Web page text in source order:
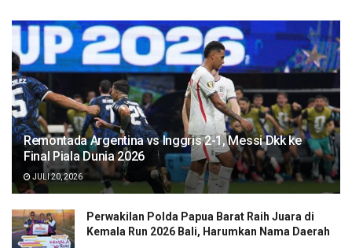
Remontada Argentina vs Inggris 2-1, Messi Dkk ke
Final Piala Dunia 2026
JULI 20, 2026
Perwakilan Polda Papua Barat Raih Juara di
Kemala Run 2026 Bali, Harumkan Nama Daerah